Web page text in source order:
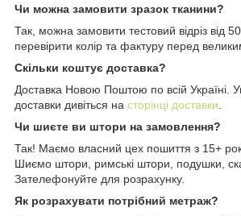
Чи можна замовити зразок тканини?
Так, можна замовити тестовий відріз від
перевірити колір та фактуру перед
Скільки коштує доставка?
Доставка Новою Поштою по всій Україні.
доставки дивіться на сторінці доставки.
Чи шиєте ви штори на замовлення?
Так! Маємо власний цех пошиття з 15+
Шиємо штори, римські штори, подушки,
Зателефонуйте для розрахунку.
Як розрахувати потрібний метраж?